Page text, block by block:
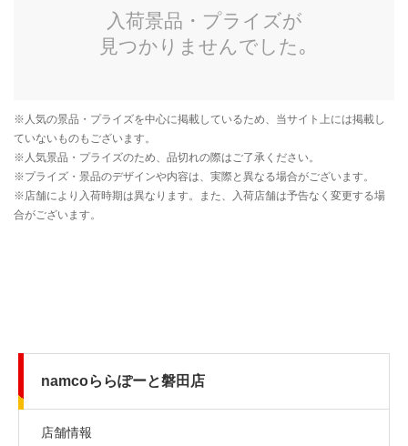
namcoららぽーと磐田店
店舗情報